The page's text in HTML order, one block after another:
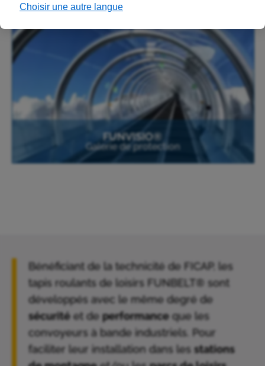
FUNVISIO®
Galerie de protection
Bénéficiant de la technicité de FICAP, les
tapis roulants de loisirs FUNBELT® sont
développés avec le même degré de
sécurité et deperformance que les
convoyeurs à bande industriels. Pour
faciliter leur installation dans les stations
Choisir une autre langue